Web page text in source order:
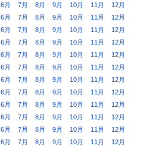
6月 7月 8月 9月 10月 11月
12月
6月 7月 8月 9月 10月 11月
12月
6月 7月 8月 9月 10月 11月
12月
6月 7月 8月 9月 10月 11月
12月
6月 7月 8月 9月 10月 11月
12月
6月 7月 8月 9月 10月 11月
12月
6月 7月 8月 9月 10月 11月
12月
6月 7月 8月 9月 10月 11月
12月
6月 7月 8月 9月 10月 11月
12月
6月 7月 8月 9月 10月 11月
12月
6月 7月 8月 9月 10月 11月
12月
6月 7月 8月 9月 10月 11月
12月